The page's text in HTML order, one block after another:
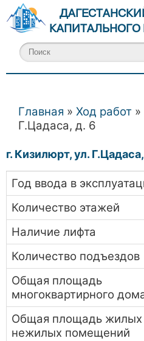
Вы здесь
Главная » Ход работ »
Г.Цадаса, д. 6
г. Кизилюрт, ул.
Год ввода в
Количество этажей
Наличие лифта
Количество подъездов
Общая площадь
многоквартирного
Общая площадь жилых
нежилых помещений